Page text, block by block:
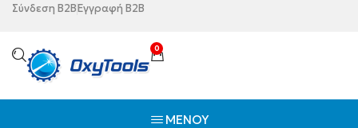
Σύνδεση B2BΕγγραφή B2B
0
ΜΕΝΟΎ